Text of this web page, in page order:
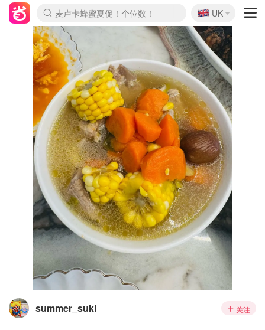
麦卢卡蜂蜜夏促！个位数！
Prada/Miu 4.8折！
啥？必胜客披萨5折！
🇬🇧
UK
summer_suki 关注